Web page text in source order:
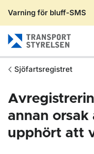
Varning för bluff-SMS
Sjöfartsregistret
annan
upphört att